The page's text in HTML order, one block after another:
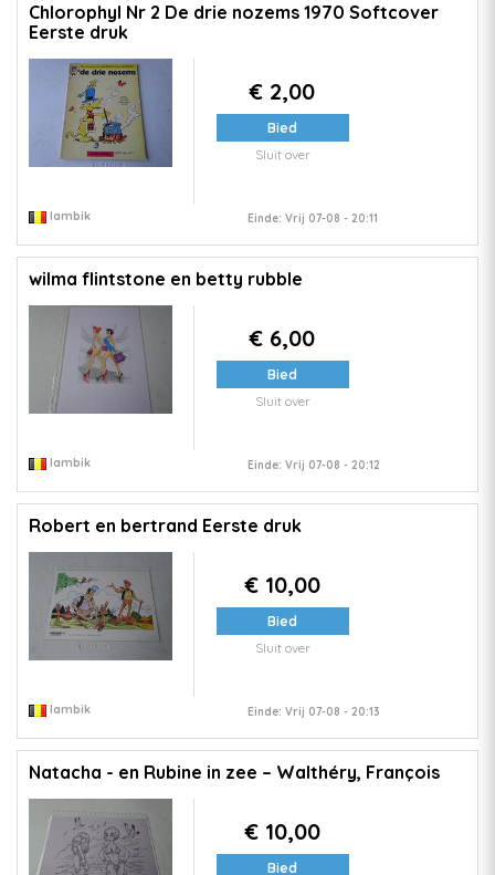
Chlorophyl Nr 2 De drie nozems 1970 Softcover
Eerste druk
€ 2,00
Bied
Sluit over
lambik Einde: Vrij 07-08 - 20:11
wilma flintstone en betty rubble
€ 6,00
Bied
Sluit over
lambik Einde: Vrij 07-08 - 20:12
Robert en bertrand Eerste druk
€ 10,00
Bied
Sluit over
lambik Einde: Vrij 07-08 - 20:13
Natacha - en Rubine in zee – Walthéry, François
€ 10,00
Bied